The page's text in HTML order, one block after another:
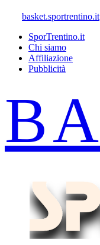
basket.sportrentino.it
SporTrentino.it
Chi siamo
Affiliazione
Pubblicità